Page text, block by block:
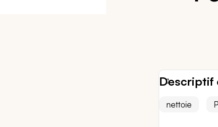
Descriptif
nettoie